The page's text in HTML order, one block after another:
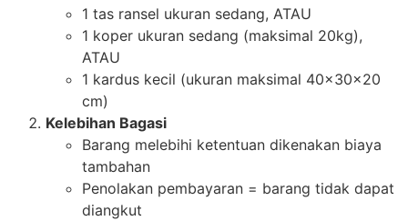
1 tas ransel ukuran sedang, ATAU
1 koper ukuran sedang (maksimal 20kg),
ATAU
1 kardus kecil (ukuran maksimal 40x30x20
cm)
Kelebihan Bagasi
Barang melebihi ketentuan dikenakan biaya
tambahan
Penolakan pembayaran = barang tidak dapat
diangkut